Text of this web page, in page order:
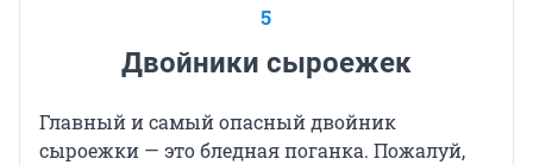
5
Двойники сыроежек
Главный и самый опасный двойник
сыроежки — это бледная поганка. Пожалуй,